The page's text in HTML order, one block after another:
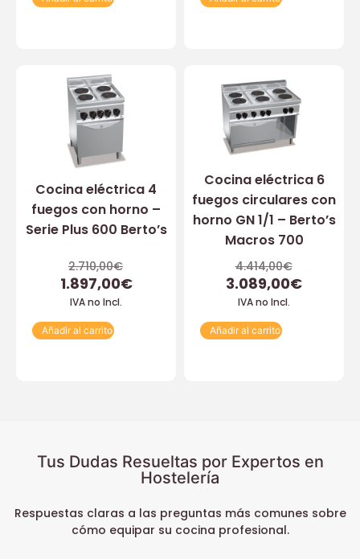
Cocina eléctrica 4
fuegos con horno –
Serie Plus 600 Berto’s
2.710,00€
1.897,00€
IVA no Incl.
Añadir al carrito
Cocina eléctrica 6
fuegos circulares con
horno GN 1/1 – Berto’s
Macros 700
4.414,00€
3.089,00€
IVA no Incl.
Añadir al carrito
Tus Dudas Resueltas por Expertos en
Hostelería
Respuestas claras a las preguntas más comunes sobre
cómo equipar su cocina profesional.